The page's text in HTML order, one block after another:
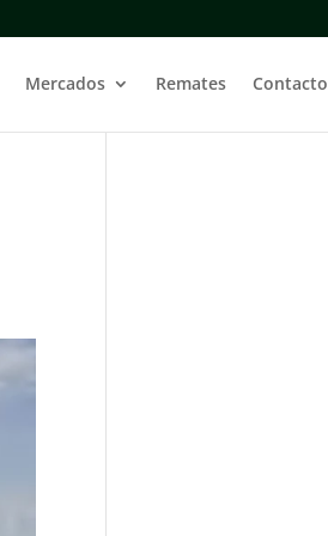
Mercados Remates Contacto